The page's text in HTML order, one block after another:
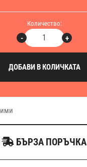
Количество:
+
-
ДОБАВИ В КОЛИЧКАТА
БЪРЗА ПОРЪЧКА